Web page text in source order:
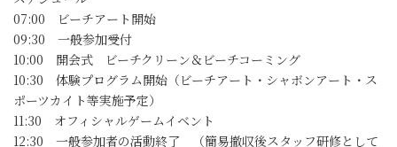
07:00 ビーチアート開始
09:30 一般参加受付
10:00 開会式 ビーチクリーン＆ビーチコーミング
10:30 体験プログラム開始（ビーチアート・シャボンアート・ス
ポーツカイト等実施予定）
11:30 オフィシャルゲームイベント
12:30 一般参加者の活動終了 （簡易撤収後スタッフ研修として